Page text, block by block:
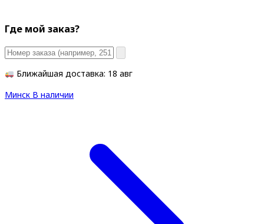
Где мой заказ?
Ближайшая доставка: 18 авг
Минск В наличии